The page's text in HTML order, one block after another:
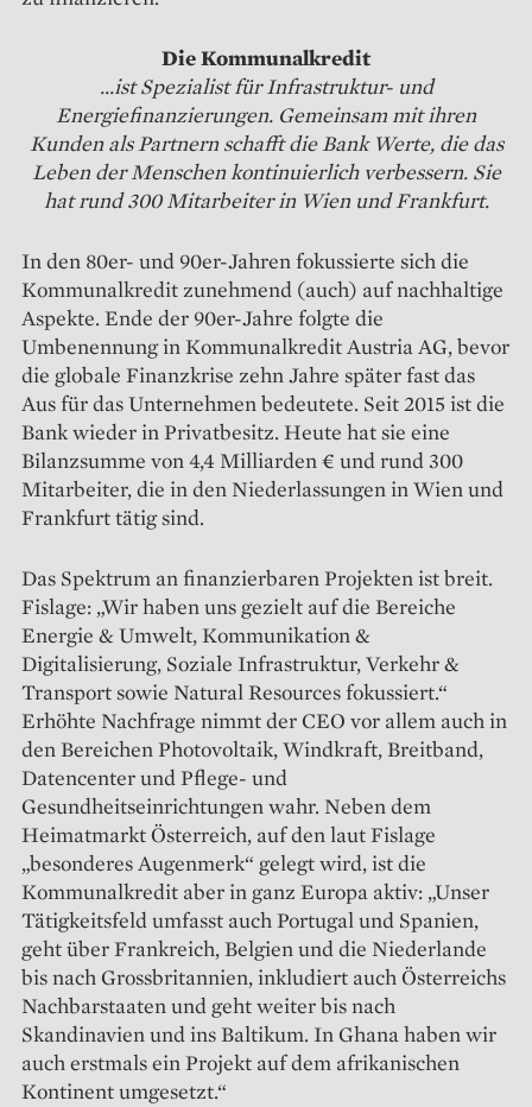
Die Kommunalkredit
...ist ­Spezialist für Infrastruktur- und
Energiefinanzierungen. Gemeinsam mit ihren
Kunden als Partnern schafft die Bank Werte, die das
Leben der Menschen kontinuierlich verbessern. Sie
hat rund 300 Mitarbeiter in Wien und Frankfurt.
In den 80er- und 90er-Jahren fokussierte sich die
Kommunalkredit zunehmend (auch) auf nachhaltige
Aspekte. Ende der 90er-Jahre folgte die
Umbenennung in Kommunal­kredit Austria AG, bevor
die globale Finanzkrise zehn Jahre später fast das
Aus für das Unternehmen bedeutete. Seit 2015 ist die
Bank wieder in Privatbesitz. Heute hat sie eine
Bilanzsumme von 4,4 Milliarden € und rund 300
Mitarbeiter, die in den Niederlassungen in Wien und
Frankfurt tätig sind.
Das Spektrum an finanzier­baren Projekten ist breit.
Fislage: „Wir haben uns gezielt auf die Bereiche
Energie & Umwelt, Kommunikation &
Digitalisierung, Soziale Infrastruktur, Verkehr &
Transport sowie Natural Resources fokussiert.“
Erhöhte Nachfrage nimmt der CEO vor allem auch in
den Bereichen Photovoltaik, Windkraft, Breitband,
Datencenter und Pflege- und
Gesundheitseinrichtungen wahr. Neben dem
Heimatmarkt Österreich, auf den laut Fis­lage
„besonderes Augenmerk“ gelegt wird, ist die
Kommunalkredit aber in ganz Europa aktiv: „Unser
Tätigkeitsfeld umfasst auch Portugal und Spanien,
geht über Frankreich, Belgien und die ­Niederlande
bis nach Grossbritannien, inkludiert auch Österreichs
Nachbarstaaten und geht weiter bis nach
Skandinavien und ins Baltikum. In Ghana haben wir
auch erstmals ein Projekt auf dem afrikanischen
Kontinent umgesetzt.“